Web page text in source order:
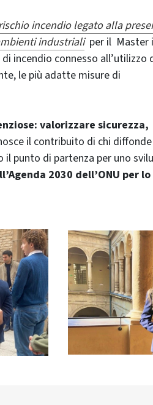
incendio legato alla
industrialiper il Master
incendio connesso all’utilizzo
le più adatte misure di
valorizzare sicurezza,
il contribuito di chi
il punto di partenza per uno
2030 dell’ONU per lo